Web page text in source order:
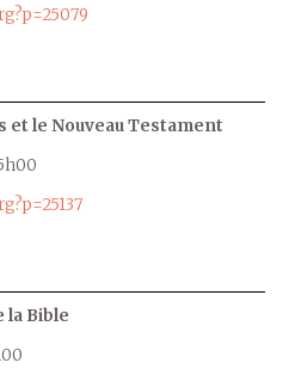
et le Nouveau Testament
la Bible